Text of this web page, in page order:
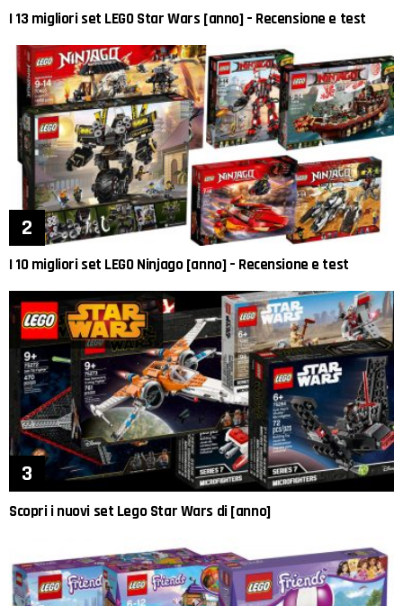
I 13 migliori set LEGO Star Wars [anno] – Recensione e test
I 10 migliori set LEGO Ninjago [anno] – Recensione e test
Scopri i nuovi set Lego Star Wars di [anno]